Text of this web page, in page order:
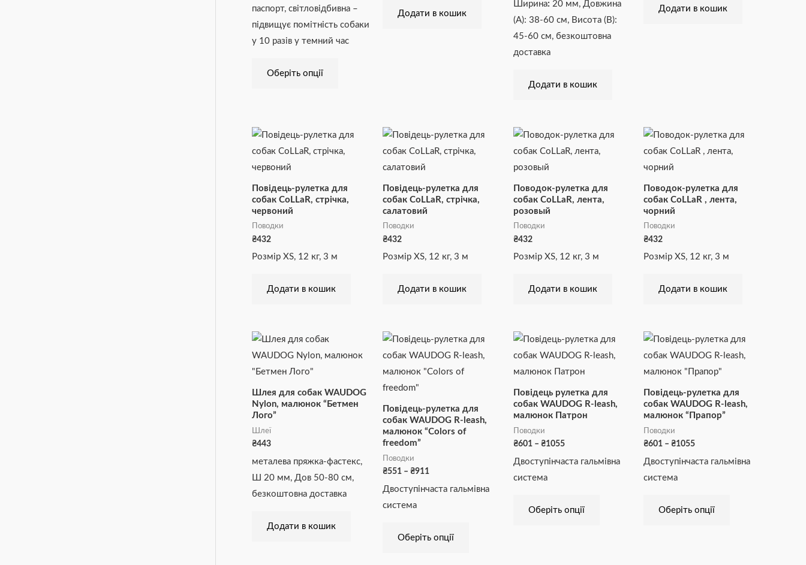
паспорт, світловідбивна –
підвищує помітність собаки
у 10 разів у темний час
Оберіть опції
Додати в кошик
Ширина: 20 мм, Довжина
(А): 38-60 см, Висота (В):
45-60 см, безкоштовна
доставка
Додати в кошик
Додати в кошик
Повідець-рулетка для
собак CoLLaR, стрічка,
червоний
Поводки
₴432
Розмір XS, 12 кг, 3 м
Додати в кошик
Повідець-рулетка для
собак CoLLaR, стрічка,
салатовий
Поводки
₴432
Розмір XS, 12 кг, 3 м
Додати в кошик
Поводок-рулетка для
собак CoLLaR, лента,
розовый
Поводки
₴432
Розмір XS, 12 кг, 3 м
Додати в кошик
Поводок-рулетка для
собак CoLLaR , лента,
чорний
Поводки
₴432
Розмір XS, 12 кг, 3 м
Додати в кошик
Шлея для собак WAUDOG
Nylon, малюнок “Бетмен
Лого”
Шлеї
₴443
металева пряжка-фастекс,
Ш 20 мм, Дов 50-80 см,
безкоштовна доставка
Додати в кошик
Повідець-рулетка для
собак WAUDOG R-leash,
малюнок “Colors of
freedom”
Поводки
₴551 – ₴911
Діапазон
цін:
від
₴551
до
Двоступінчаста гальмівна
система
Оберіть опції
Цей
товар
Параметри
сторінці
Повідець рулетка для
собак WAUDOG R-leash,
малюнок Патрон
Поводки
₴601 – ₴1055
Діапазон
цін:
від
до
Двоступінчаста гальмівна
система
Оберіть опції
Цей
товар
варіантів.
Параметри
Повідець-рулетка для
собак WAUDOG R-leash,
малюнок “Прапор”
Поводки
₴601 – ₴1055
Діапазон
цін:
від
до
Двоступінчаста гальмівна
система
Оберіть опції
Цей
товар
варіантів.